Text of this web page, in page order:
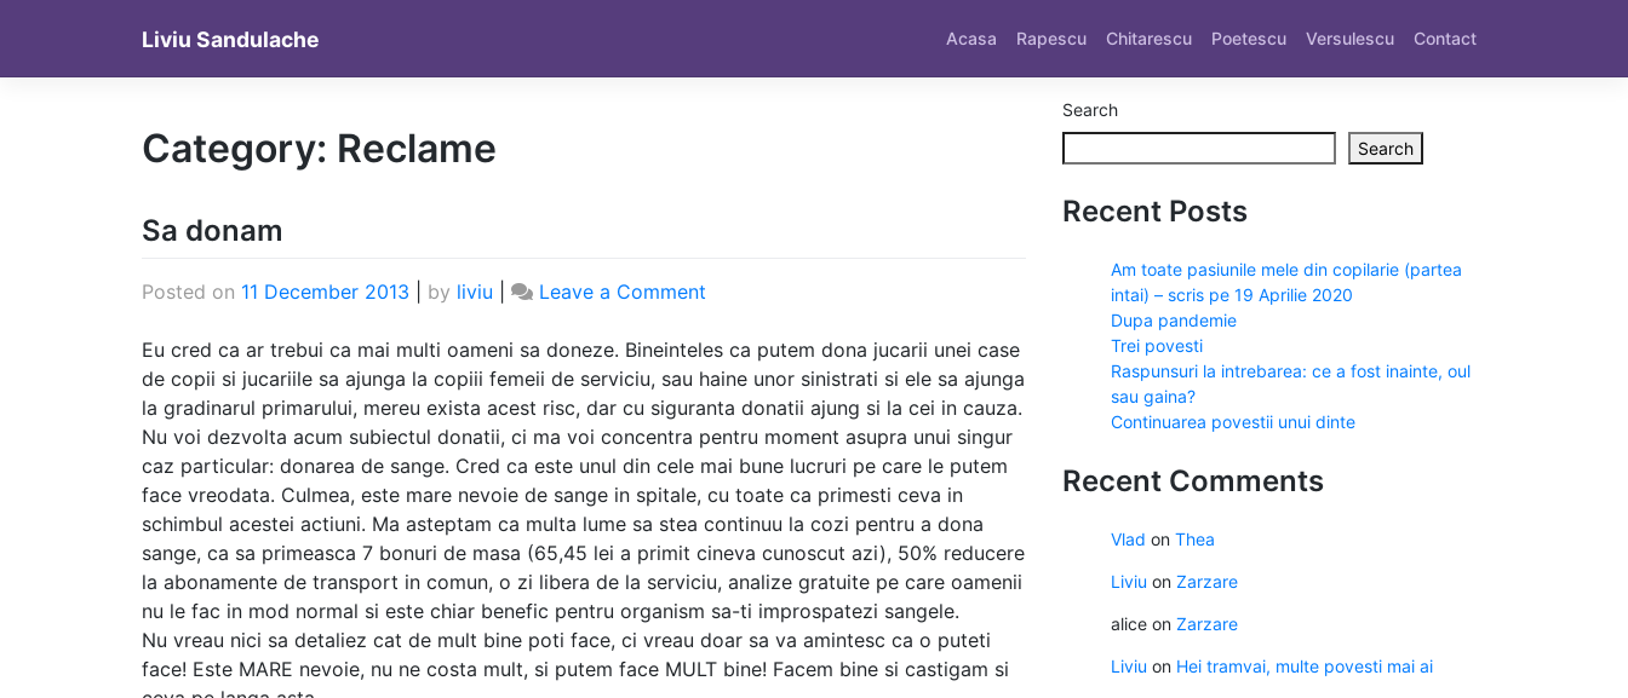
content
Liviu Sandulache Acasa Rapescu Chitarescu Poetescu Versulescu Contact
Category: Reclame
Sa donam
Posted on 11 December 2013 by liviu Leave a Comment
donam
Eu cred ca ar trebui ca mai multi oameni sa doneze. Bineinteles ca putem dona jucarii unei case
de copii si jucariile sa ajunga la copiii femeii de serviciu, sau haine unor sinistrati si ele sa ajunga
la gradinarul primarului, mereu exista acest risc, dar cu siguranta donatii ajung si la cei in cauza.
Nu voi dezvolta acum subiectul donatii, ci ma voi concentra pentru moment asupra unui singur
caz particular: donarea de sange. Cred ca este unul din cele mai bune lucruri pe care le putem
face vreodata. Culmea, este mare nevoie de sange in spitale, cu toate ca primesti ceva in
schimbul acestei actiuni. Ma asteptam ca multa lume sa stea continuu la cozi pentru a dona
sange, ca sa primeasca 7 bonuri de masa (65,45 lei a primit cineva cunoscut azi), 50% reducere
la abonamente de transport in comun, o zi libera de la serviciu, analize gratuite pe care oamenii
nu le fac in mod normal si este chiar benefic pentru organism sa-ti improspatezi sangele.
Nu vreau nici sa detaliez cat de mult bine poti face, ci vreau doar sa va amintesc ca o puteti
face! Este MARE nevoie, nu ne costa mult, si putem face MULT bine! Facem bine si castigam si
Search
Search
Recent Posts
Am toate pasiunile mele din copilarie (partea
intai) – scris pe 19 Aprilie 2020
Dupa pandemie
Trei povesti
Raspunsuri la intrebarea: ce a fost inainte, oul
sau gaina?
Continuarea povestii unui dinte
Recent Comments
Vlad on Thea
Liviu on Zarzare
alice on Zarzare
Liviu on Hei tramvai, multe povesti mai ai